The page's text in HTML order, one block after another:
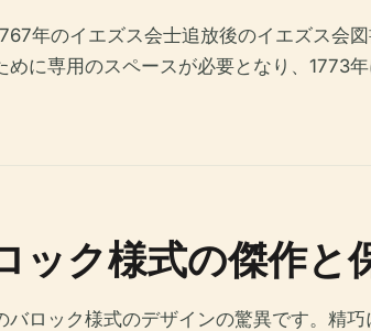
年のイエズス会士追放後のイエズス会
に専用のスペースが必要となり、1773
ック様式の傑作と
ロック様式のデザインの驚異です。精